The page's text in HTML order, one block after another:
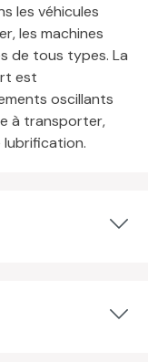
les véhicules
les machines
de tous types. La
est
oscillants
à transporter,
lubrification.